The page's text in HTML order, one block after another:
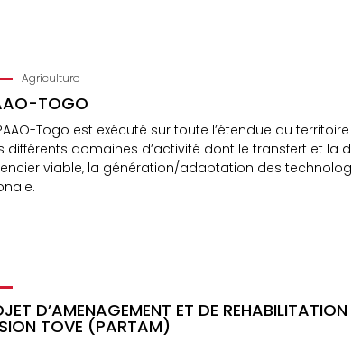
Agriculture
TOGO
Togo est exécuté sur toute l’étendue du
différents domaines d’activité dont le transfert et
viable, la génération/adaptation des
D’AMENAGEMENT ET DE
TOVE (PARTAM)